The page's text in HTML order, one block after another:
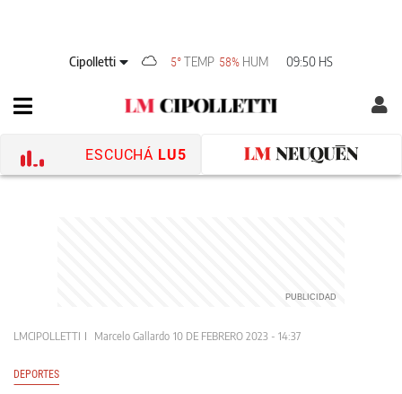
Cipolletti 5° TEMP 58% HUM 09:50 HS
ESCUCHÁ LU5
LMCIPOLLETTI Marcelo Gallardo 10 DE FEBRERO 2023 - 14:37
DEPORTES